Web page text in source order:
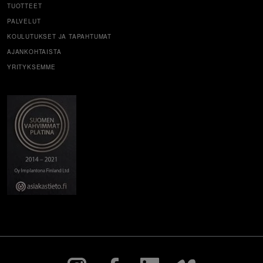
TUOTTEET
PALVELUT
KOULUTUKSET JA TAPAHTUMAT
AJANKOHTAISTA
YRITYKSEMME